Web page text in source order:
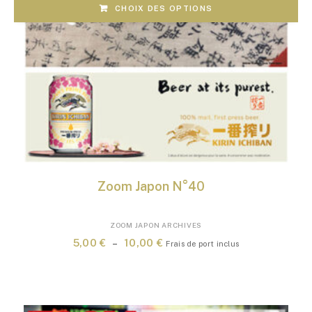
CHOIX DES OPTIONS
Zoom Japon N°40
ZOOM JAPON ARCHIVES
5,00€ – 10,00€ Plage
à
Frais de port inclus